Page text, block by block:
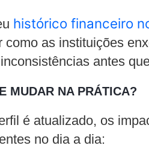
histórico financeiro
como as instituições
antes
MUDAR NA PRÁTICA?
é atualizado, os
no dia a dia: